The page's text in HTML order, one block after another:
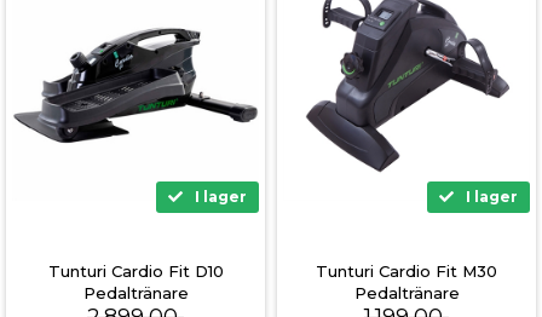
I lager
Tunturi Cardio Fit D10
Pedaltränare
I lager
Tunturi Cardio Fit M30
Pedaltränare